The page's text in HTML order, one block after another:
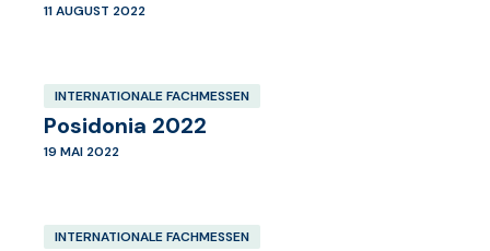
11 AUGUST 2022
INTERNATIONALE FACHMESSEN
Posidonia 2022
19 MAI 2022
INTERNATIONALE FACHMESSEN